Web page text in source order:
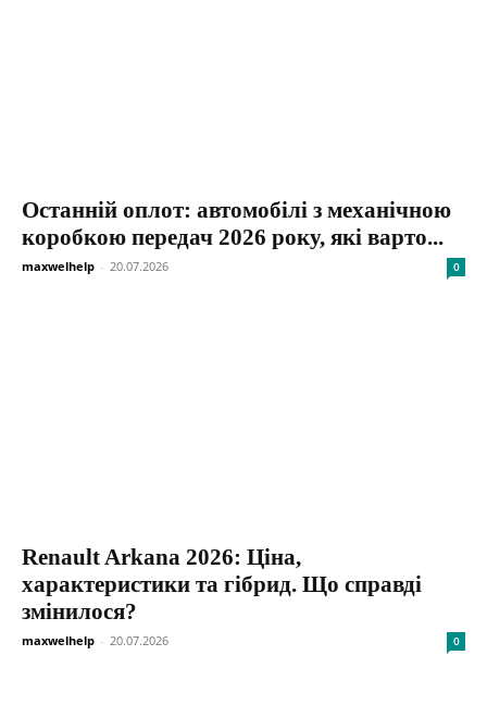
Останній оплот: автомобілі з механічною
коробкою передач 2026 року, які варто...
maxwelhelp - 20.07.2026 0
Renault Arkana 2026: Ціна,
характеристики та гібрид. Що справді
змінилося?
maxwelhelp - 20.07.2026 0